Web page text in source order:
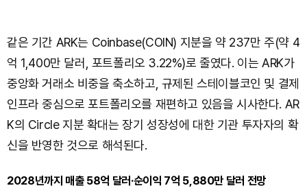
같은 기간 ARK는 Coinbase(COIN) 지분을 약 237만 주(약 4
억 1,400만 달러, 포트폴리오 3.22%)로 줄였다. 이는 ARK가
중앙화 거래소 비중을 축소하고, 규제된 스테이블코인 및 결제
인프라 중심으로 포트폴리오를 재편하고 있음을 시사한다. AR
K의 Circle 지분 확대는 장기 성장성에 대한 기관 투자자의 확
신을 반영한 것으로 해석된다.
2028년까지 매출 58억 달러·순이익 7억 5,880만 달러 전망